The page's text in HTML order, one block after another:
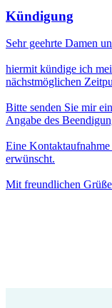
Kündigung
Sehr geehrte Damen
hiermit kündige ich
nächstmöglichen
Bitte senden Sie mir
Angabe des
Eine
erwünscht.
Mit freundlichen